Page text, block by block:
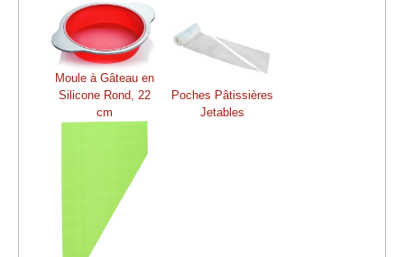
Moule à Gâteau en
Silicone Rond, 22
cm
Poches Pâtissières
Jetables